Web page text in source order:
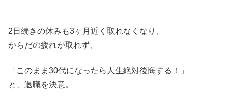
2日続きの休みも3ヶ月近く取れなくなり、
からだの疲れが取れず、
「このまま30代になったら人生絶対後悔する！」
と、退職を決意。